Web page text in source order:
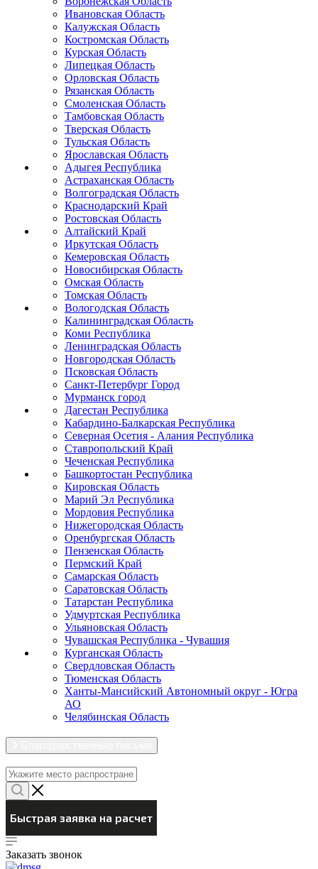
Ивановская Область
Калужская Область
Костромская Область
Курская Область
Липецкая Область
Орловская Область
Рязанская Область
Смоленская Область
Тамбовская Область
Тверская Область
Тульская Область
Ярославская Область
Адыгея Республика
Астраханская Область
Волгоградская Область
Краснодарский Край
Ростовская Область
Алтайский Край
Иркутская Область
Кемеровская Область
Новосибирская Область
Омская Область
Томская Область
Вологодская Область
Калининградская Область
Коми Республика
Ленинградская Область
Новгородская Область
Псковская Область
Санкт-Петербург Город
Мурманск город
Дагестан Республика
Кабардино-Балкарская Республика
Северная Осетия - Алания Республика
Ставропольский Край
Чеченская Республика
Башкортостан Республика
Кировская Область
Марий Эл Республика
Мордовия Республика
Нижегородская Область
Оренбургская Область
Пензенская Область
Пермский Край
Самарская Область
Саратовская Область
Татарстан Республика
Удмуртская Республика
Ульяновская Область
Чувашская Республика - Чувашия
Курганская Область
Свердловская Область
Тюменская Область
Ханты-Мансийский Автономный округ - Югра
АО
Челябинская Область
Заказать звонок